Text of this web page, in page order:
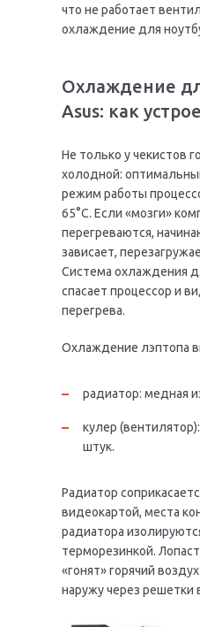
что не работает
охлаждение для
Охлаждение
Asus: как
Не только у чекистов
холодной:
режим работы
65°С. Если «мозги»
перегреваются,
зависает,
Система охлаждения
спасает процессор и
перегрева.
Охлаждение лэптопа
радиатор: медная
кулер
штук.
Радиатор
видеокартой, места
радиатора
терморезинкой.
«гонят» горячий
наружу через решетки